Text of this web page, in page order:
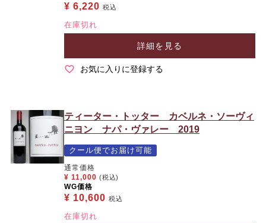
¥ 6,220 税込
在庫切れ
詳細を見る
お気に入りに登録する
ティーター・トッター カベルネ・ソーヴィ
ニヨン ナパ・ヴァレー 2019
クール便でお届け可能
通常価格
¥ 11,000 (税込)
WG価格
¥ 10,600 税込
在庫切れ